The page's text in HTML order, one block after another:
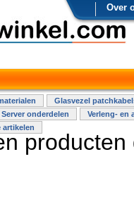
Over
Glasvezel
Server onderdelen
Verleng- en
artikelen
producten